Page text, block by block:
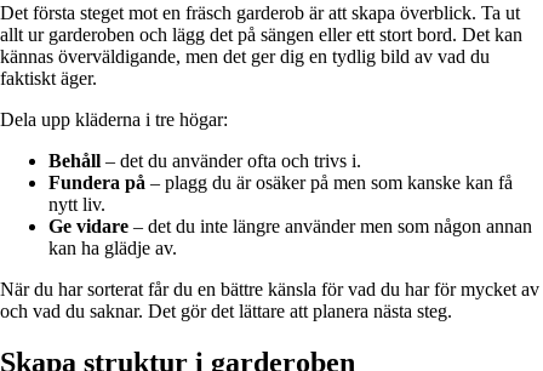
Det första steget mot en fräsch garderob är att skapa överblick. Ta ut
allt ur garderoben och lägg det på sängen eller ett stort bord. Det kan
kännas överväldigande, men det ger dig en tydlig bild av vad du
faktiskt äger.
Dela upp kläderna i tre högar:
Behåll – det du använder ofta och trivs i.
Fundera på – plagg du är osäker på men som kanske kan få
nytt liv.
Ge vidare – det du inte längre använder men som någon annan
kan ha glädje av.
När du har sorterat får du en bättre känsla för vad du har för mycket av
och vad du saknar. Det gör det lättare att planera nästa steg.
Skapa struktur i garderoben